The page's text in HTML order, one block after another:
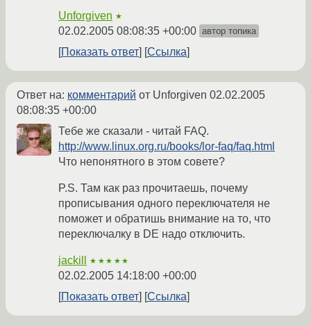
Unforgiven ★
02.02.2005 08:08:35 +00:00 автор топика
Показать ответ Ссылка
Ответ на: комментарий от Unforgiven 02.02.2005
08:08:35 +00:00
Тебе же сказали - читай FAQ.
http://www.linux.org.ru/books/lor-faq/faq.html
Что непонятного в этом совете?
P.S. Там как раз прочитаешь, почему
прописывания одного переключателя не
поможет и обратишь внимание на то, что
переключалку в DE надо отключить.
jackill ★★★★★
02.02.2005 14:18:00 +00:00
Показать ответ
Ссылка